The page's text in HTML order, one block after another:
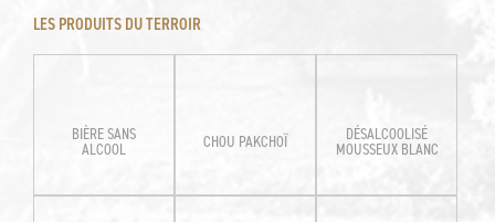
LES PRODUITS DU TERROIR
BIÈRE SANS
ALCOOL
CHOU PAKCHOÏ
DÉSALCOOLISÉ
MOUSSEUX BLANC